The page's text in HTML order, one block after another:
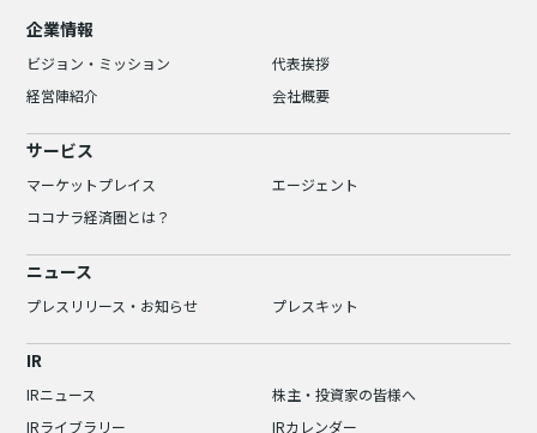
企業情報
ビジョン・ミッション
代表挨拶
経営陣紹介
会社概要
サービス
マーケットプレイス
エージェント
ココナラ経済圏とは？
ニュース
プレスリリース・お知らせ プレスキット
IR
IRニュース
株主・投資家の皆様へ
IRライブラリー
IRカレンダー